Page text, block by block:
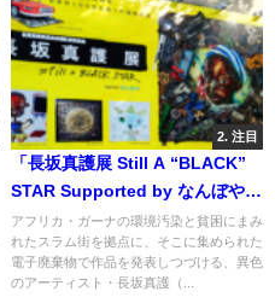
2. 注目
「長坂真護展 Still A “BLACK”
STAR Supported by なんぼや」
異色のアクティビストが美術館
で堂々の初個展！
アフリカ・ガーナの環境汚染と貧困にまみ
れたスラム街を拠点に、そこに集められた
電子廃棄物で作品を発表しつづける、異色
のアーティスト・長坂真護（...